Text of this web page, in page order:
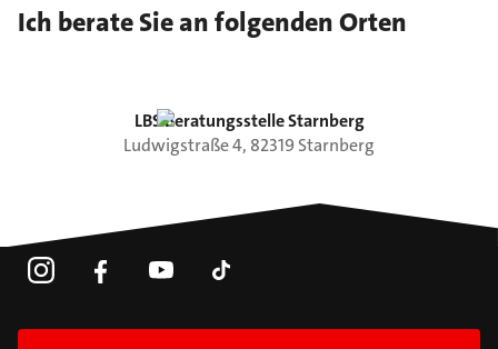
Ich berate Sie an folgenden Orten
LBS Beratungsstelle Starnberg
Ludwigstraße4, 82319 Starnberg